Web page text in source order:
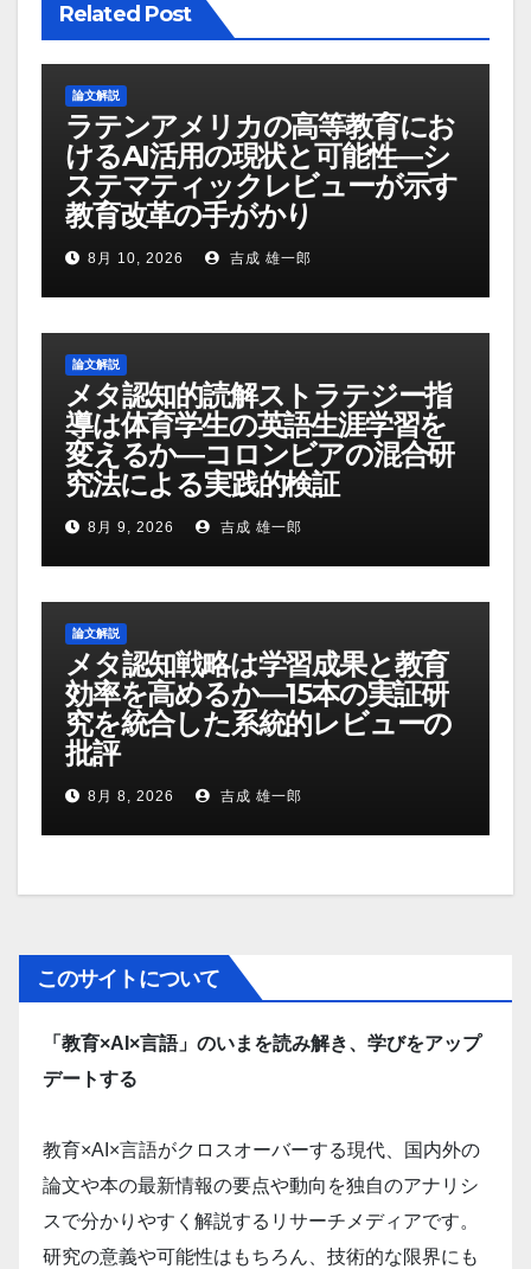
Related Post
論文解説
ラテンアメリカの高等教育にお
けるAI活用の現状と可能性―シ
ステマティックレビューが示す
教育改革の手がかり
8月 10, 2026 吉成 雄一郎
論文解説
メタ認知的読解ストラテジー指
導は体育学生の英語生涯学習を
変えるか―コロンビアの混合研
究法による実践的検証
8月 9, 2026 吉成 雄一郎
論文解説
メタ認知戦略は学習成果と教育
効率を高めるか―15本の実証研
究を統合した系統的レビューの
批評
8月 8, 2026 吉成 雄一郎
このサイトについて
「教育×AI×言語」のいまを読み解き、学びをアップ
デートする
教育×AI×言語がクロスオーバーする現代、国内外の
論文や本の最新情報の要点や動向を独自のアナリシ
スで分かりやすく解説するリサーチメディアです。
研究の意義や可能性はもちろん、技術的な限界にも